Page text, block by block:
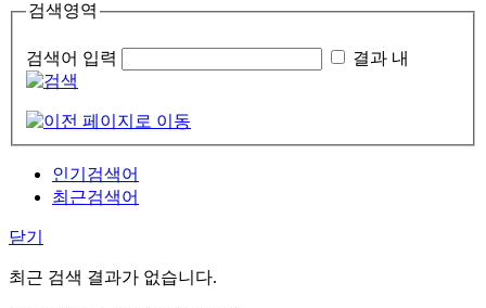
검색영역
검색어 입력 결과 내
인기검색어
최근검색어
닫기
최근 검색 결과가 없습니다.